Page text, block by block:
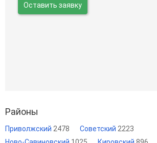
Оставить заявку
Районы
Приволжский 2478 Советский 2223